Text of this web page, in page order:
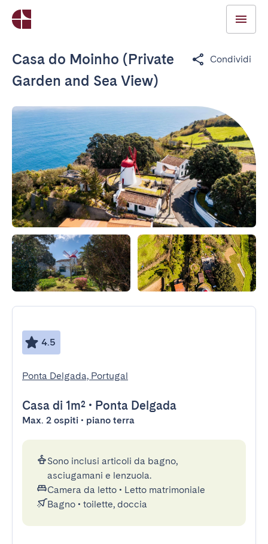
Casa do Moinho (Private
Garden and Sea View)
Condividi
4.5
Ponta Delgada, Portugal
Casa di 1m² • Ponta Delgada
Max. 2 ospiti • piano terra
Sono inclusi articoli da bagno,
asciugamani e lenzuola.
Camera da letto • Letto matrimoniale
Bagno • toilette, doccia